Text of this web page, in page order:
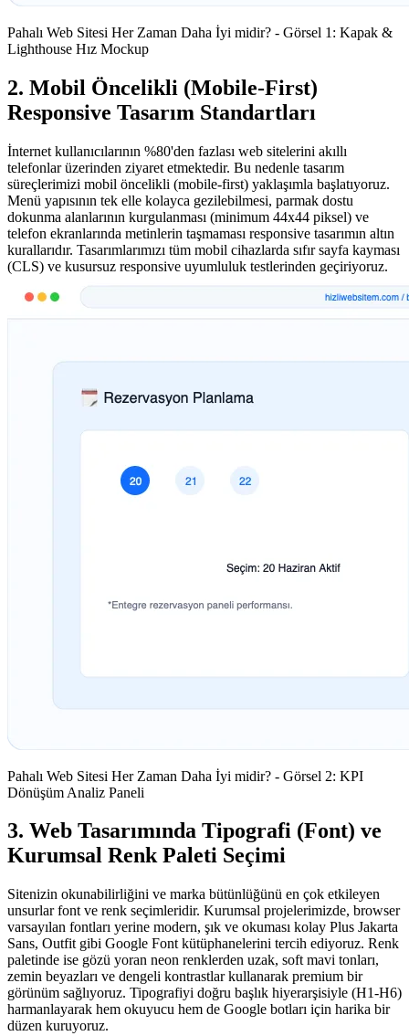
Pahalı Web Sitesi Her Zaman Daha İyi midir? - Görsel 1: Kapak &
Lighthouse Hız Mockup
2. Mobil Öncelikli (Mobile-First)
Responsive Tasarım Standartları
İnternet kullanıcılarının %80'den fazlası web sitelerini akıllı
telefonlar üzerinden ziyaret etmektedir. Bu nedenle tasarım
süreçlerimizi mobil öncelikli (mobile-first) yaklaşımla başlatıyoruz.
Menü yapısının tek elle kolayca gezilebilmesi, parmak dostu
dokunma alanlarının kurgulanması (minimum 44x44 piksel) ve
telefon ekranlarında metinlerin taşmaması responsive tasarımın altın
kurallarıdır. Tasarımlarımızı tüm mobil cihazlarda sıfır sayfa kayması
(CLS) ve kusursuz responsive uyumluluk testlerinden geçiriyoruz.
Pahalı Web Sitesi Her Zaman Daha İyi midir? - Görsel 2: KPI
Dönüşüm Analiz Paneli
3. Web Tasarımında Tipografi (Font) ve
Kurumsal Renk Paleti Seçimi
Sitenizin okunabilirliğini ve marka bütünlüğünü en çok etkileyen
unsurlar font ve renk seçimleridir. Kurumsal projelerimizde, browser
varsayılan fontları yerine modern, şık ve okuması kolay Plus Jakarta
Sans, Outfit gibi Google Font kütüphanelerini tercih ediyoruz. Renk
paletinde ise gözü yoran neon renklerden uzak, soft mavi tonları,
zemin beyazları ve dengeli kontrastlar kullanarak premium bir
görünüm sağlıyoruz. Tipografiyi doğru başlık hiyerarşisiyle (H1-H6)
harmanlayarak hem okuyucu hem de Google botları için harika bir
düzen kuruyoruz.